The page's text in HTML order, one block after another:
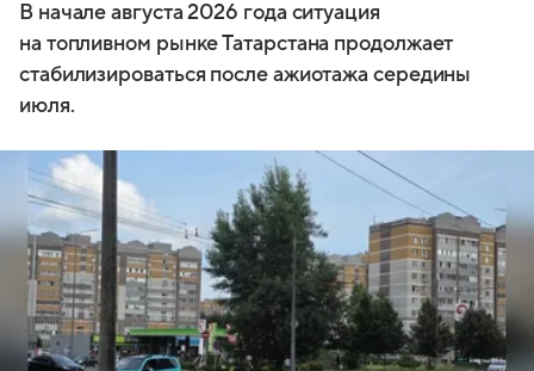
В начале августа 2026 года ситуация
на топливном рынке Татарстана продолжает
стабилизироваться после ажиотажа середины
июля.